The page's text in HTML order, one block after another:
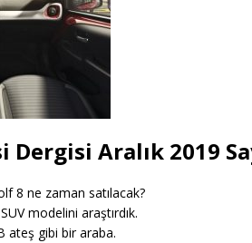
Aralık 2019
8 ne zaman satılacak?
modelini araştırdık.
ateş gibi bir araba.